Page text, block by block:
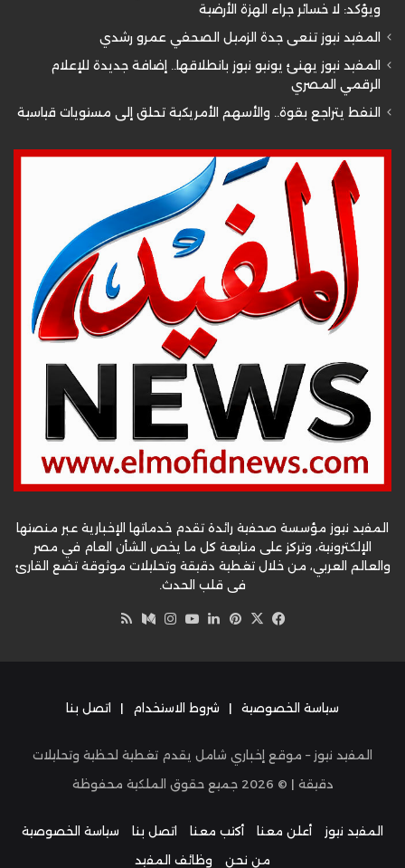
ويؤكد: لا خسائر جراء الهزة الأرضية
المفيد نيوز تنعى جدة الزميل الصحفي عمرو رشدي
المفيد نيوز يهنئ يونيو نيوز بانطلاقها.. إضافة جديدة للإعلام
الرقمي المصري
النفط يتراجع بقوة.. والأسهم الأمريكية تحلق إلى مستويات قياسية
المفيد نيوز مؤسسة صحفية رائدة تقدم خدماتها الإخبارية عبر منصتها
الإلكترونية، وتركز على متابعة كل ما يخص الشأن العام في مصر
والعالم العربي، من خلال تغطية دقيقة وتحليلات موثوقة تضع القارئ
في قلب الحدث.
فيسبوك
‫X بينتيريست
لينكدإن‫YouTube
انستقرام
وسط
سياسة الخصوصية | شروط الاستخدام | اتصل بنا
المفيد نيوز – موقع إخباري شامل يقدم تغطية لحظية وتحليلات
دقيقة | © 2026 جميع حقوق الملكية محفوظة
المفيد نيوز أعلن معنا أكتب معنا اتصل بنا
سياسة الخصوصية
من نحن
وظائف المفيد